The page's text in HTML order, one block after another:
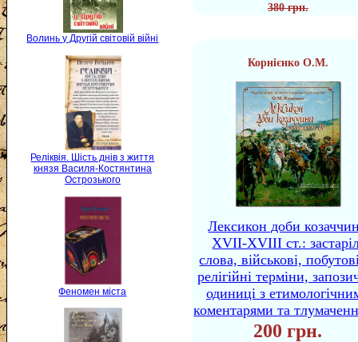
Волинь у Другій світовій війні
Реліквія. Шість днів з життя
князя Василя-Костянтина
Острозького
Феномен міста
380 грн.
Корнієнко О.М.
Лексикон доби
XVII-XVIII ст.:
слова, військові,
релігійні терміни,
одиниці з
коментарями та
200 грн.